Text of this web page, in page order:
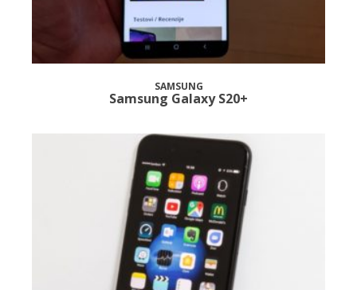
SAMSUNG
Samsung Galaxy S20+